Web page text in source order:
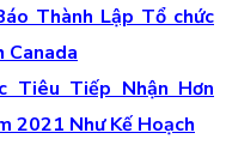
Thành Lập Tổ chức
Canada
Tiêu Tiếp Nhận Hơn
2021 Như Kế Hoạch